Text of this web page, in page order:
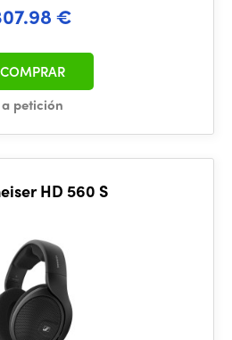
€
a petición
COMPRAR
HD 560 S